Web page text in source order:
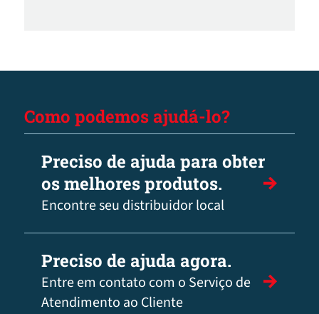
Como podemos ajudá-lo?
Preciso de ajuda para obter
os melhores produtos.
Encontre seu distribuidor local
Preciso de ajuda agora.
Entre em contato com o Serviço de
Atendimento ao Cliente